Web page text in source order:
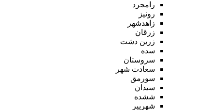
رامجرد
رونیز
زاهدشهر
زرقان
زرین دشت
سده
سروستان
سعادت شهر
سورمق
سیدان
ششده
شهرپیر